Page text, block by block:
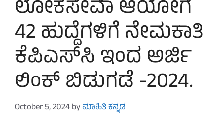
ಲೋಕಸೇವಾ ಆಯೋಗ
42 ಹುದ್ದೆಗಳಿಗೆ ನೇಮಕಾತಿ
ಕೆಪಿಎಸ್‌ಸಿ ಇಂದ ಅರ್ಜಿ
ಲಿಂಕ್ ಬಿಡುಗಡೆ -2024.
October 5, 2024byಮಾಹಿತಿ ಕನ್ನಡ